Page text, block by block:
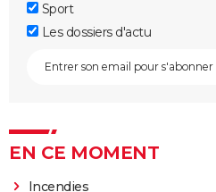
Sport
Les dossiers d'actu
EN CE MOMENT
Incendies